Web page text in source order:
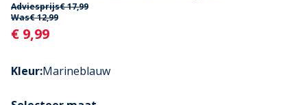
Adviesprijs€ 17,99
Was€ 12,99
Current
€ 9,99
Kleur:Marineblauw